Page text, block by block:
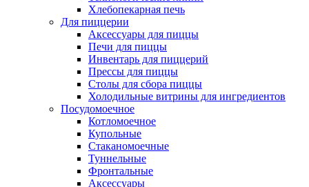
Хлебопекарная печь
Для пиццерии
Аксессуары для пиццы
Печи для пиццы
Инвентарь для пиццерий
Прессы для пиццы
Столы для сбора пиццы
Холодильные витрины для ингредиентов
Посудомоечное
Котломоечное
Купольные
Стаканомоечные
Туннельные
Фронтальные
Аксессуары